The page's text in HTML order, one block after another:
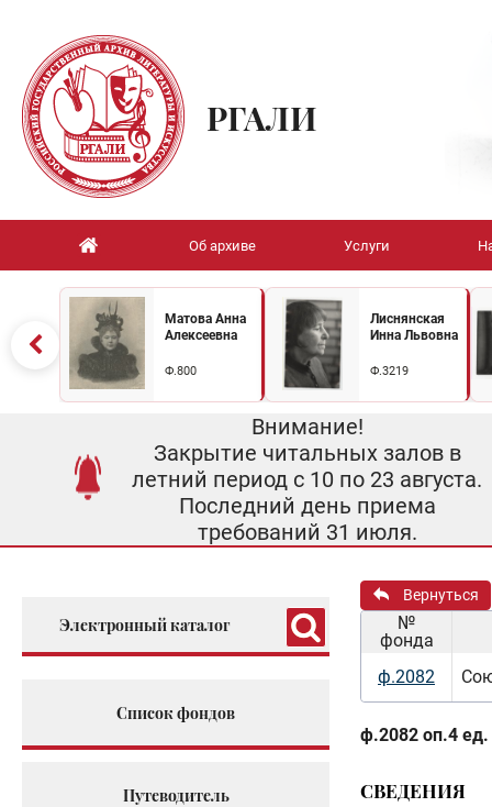
РГАЛИ
Об архиве Услуги
Матова Анна
Алексеевна
Ф.800
Лиснянская
Инна Львовна
Ф.3219
Внимание!
Закрытие читальных залов в
летний период с 10 по 23 августа.
Последний день приема
требований 31 июля.
Электронный каталог
Список фондов
Путеводитель
Вернуться
№
фонда
ф.2082
ф.2082 оп.4 ед.
СВЕДЕНИЯ